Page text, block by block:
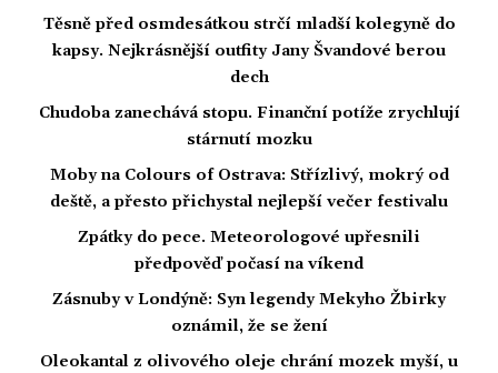
Těsně před osmdesátkou strčí mladší kolegyně do
kapsy. Nejkrásnější outfity Jany Švandové berou
dech
Chudoba zanechává stopu. Finanční potíže zrychlují
stárnutí mozku
Moby na Colours of Ostrava: Střízlivý, mokrý od
deště, a přesto přichystal nejlepší večer festivalu
Zpátky do pece. Meteorologové upřesnili
předpověď počasí na víkend
Zásnuby v Londýně: Syn legendy Mekyho Žbirky
oznámil, že se žení
Oleokantal z olivového oleje chrání mozek myší, u